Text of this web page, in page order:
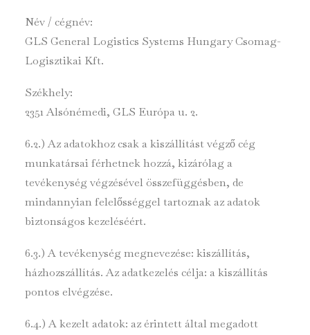
Név / cégnév:
GLS General Logistics Systems Hungary Csomag-
Logisztikai Kft.
Székhely:
2351 Alsónémedi, GLS Európa u. 2.
6.2.) Az adatokhoz csak a kiszállítást végző cég
munkatársai férhetnek hozzá, kizárólag a
tevékenység végzésével összefüggésben, de
mindannyian felelősséggel tartoznak az adatok
biztonságos kezeléséért.
6.3.) A tevékenység megnevezése: kiszállítás,
házhozszállítás. Az adatkezelés célja: a kiszállítás
pontos elvégzése.
6.4.) A kezelt adatok: az érintett által megadott